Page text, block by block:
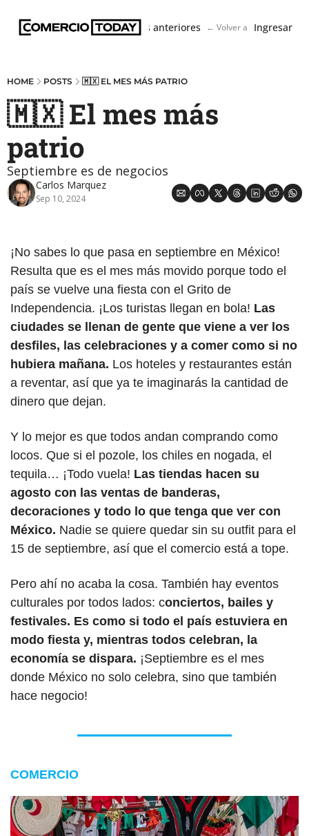
Boletín Ediciones anteriores ← Volver a Ingresar
HOME POSTS 🇲🇽 EL MES MÁS PATRIO
🇲🇽 El mes más
patrio
Septiembre es de negocios
Carlos Marquez
Sep 10, 2024
¡No sabes lo que pasa en septiembre en México!
Resulta que es el mes más movido porque todo el
país se vuelve una fiesta con el Grito de
Independencia. ¡Los turistas llegan en bola! Las
ciudades se llenan de gente que viene a ver los
desfiles, las celebraciones y a comer como si no
hubiera mañana. Los hoteles y restaurantes están
a reventar, así que ya te imaginarás la cantidad de
dinero que dejan.
Y lo mejor es que todos andan comprando como
locos. Que si el pozole, los chiles en nogada, el
tequila… ¡Todo vuela! Las tiendas hacen su
agosto con las ventas de banderas,
decoraciones y todo lo que tenga que ver con
México. Nadie se quiere quedar sin su outfit para el
15 de septiembre, así que el comercio está a tope.
Pero ahí no acaba la cosa. También hay eventos
culturales por todos lados: conciertos, bailes y
festivales. Es como si todo el país estuviera en
modo fiesta y, mientras todos celebran, la
economía se dispara. ¡Septiembre es el mes
donde México no solo celebra, sino que también
hace negocio!
COMERCIO